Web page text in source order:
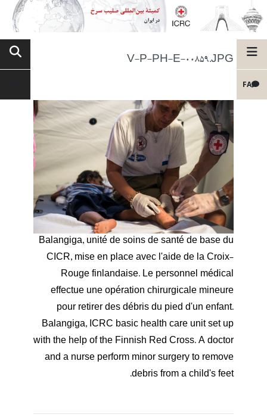
FA
V-P-PH-E-00859.JPG
Balangiga, unité de soins de santé de base du
CICR, mise en place avec l'aide de la Croix-
Rouge finlandaise. Le personnel médical
effectue une opération chirurgicale mineure
pour retirer des débris du pied d'un enfant.
Balangiga, ICRC basic health care unit set up
with the help of the Finnish Red Cross. A doctor
and a nurse perform minor surgery to remove
debris from a child's feet.